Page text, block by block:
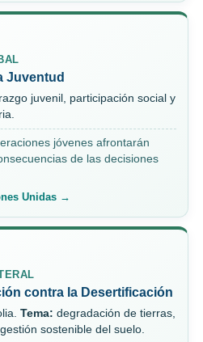
Juventud
juvenil, participación social y
jóvenes afrontarán
de las decisiones
Unidas →
contra la Desertificación
Tema: degradación de tierras,
sostenible del suelo.